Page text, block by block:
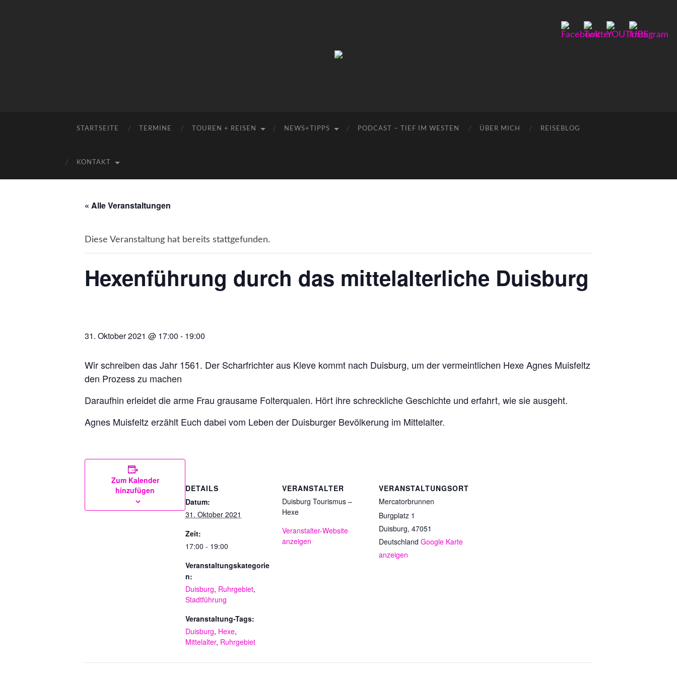
STARTSEITE TERMINE TOUREN + REISEN NEWS+TIPPS PODCAST – TIEF IM WESTEN ÜBER MICH REISEBLOG
KONTAKT
« Alle Veranstaltungen
Diese Veranstaltung hat bereits stattgefunden.
Hexenführung durch das mittelalterliche Duisburg
31. Oktober 2021 @ 17:00 - 19:00
Wir schreiben das Jahr 1561. Der Scharfrichter aus Kleve kommt nach Duisburg, um der vermeintlichen Hexe Agnes Muisfeltz
den Prozess zu machen
Daraufhin erleidet die arme Frau grausame Folterqualen. Hört ihre schreckliche Geschichte und erfahrt, wie sie ausgeht.
Agnes Muisfeltz erzählt Euch dabei vom Leben der Duisburger Bevölkerung im Mittelalter.
Zum Kalender
hinzufügen
DETAILS
Datum:
31. Oktober 2021
Zeit:
17:00 - 19:00
Veranstaltungskategorie
n:
Duisburg, Ruhrgebiet,
Stadtführung
Veranstaltung-Tags:
Duisburg, Hexe,
Mittelalter, Ruhrgebiet
VERANSTALTER
Duisburg Tourismus –
Hexe
Veranstalter-Website
anzeigen
VERANSTALTUNGSORT
Mercatorbrunnen
Burgplatz 1
Duisburg, 47051
Deutschland Google Karte
anzeigen